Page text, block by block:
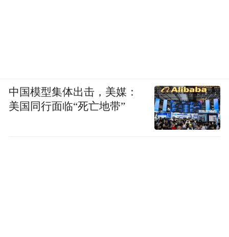
中国模型集体出击，美媒：
美国同行面临“死亡地带”